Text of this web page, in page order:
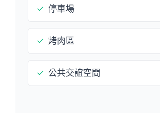
✓ 停車場
✓ 烤肉區
✓ 公共交誼空間